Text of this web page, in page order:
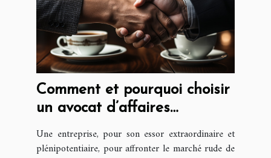
Comment et pourquoi choisir
un avocat d’affaires
Une entreprise, pour son essor extraordinaire et
plénipotentiaire, pour affronter le marché rude de